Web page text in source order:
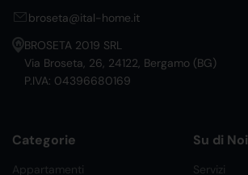
broseta@ital-home.it
BROSETA 2019 SRL
Via Broseta, 26, 24122, Bergamo (BG)
P.IVA: 04396680169
Categorie
Appartamenti
Su di Noi
Servizi